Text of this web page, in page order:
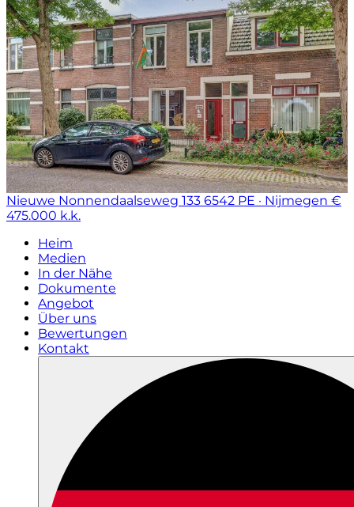
Nieuwe Nonnendaalseweg 133 6542 PE · Nijmegen €
475.000 k.k.
Heim
Medien
In der Nähe
Dokumente
Angebot
Über uns
Bewertungen
Kontakt